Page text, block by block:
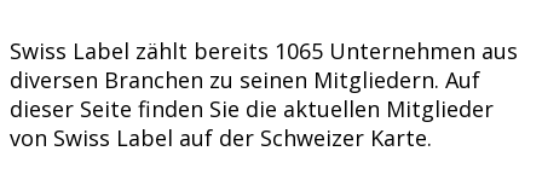
Swiss Label zählt bereits 1065 Unternehmen aus
diversen Branchen zu seinen Mitgliedern. Auf
dieser Seite finden Sie die aktuellen Mitglieder
von Swiss Label auf der Schweizer Karte.